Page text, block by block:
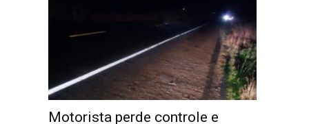
Motorista perde controle e